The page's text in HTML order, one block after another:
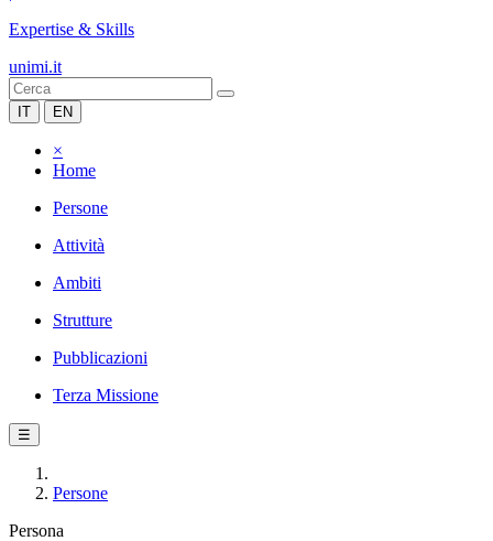
Expertise & Skills
unimi.it
IT EN
×
Home
Persone
Attività
Ambiti
Strutture
Pubblicazioni
Terza Missione
☰
Persone
Persona